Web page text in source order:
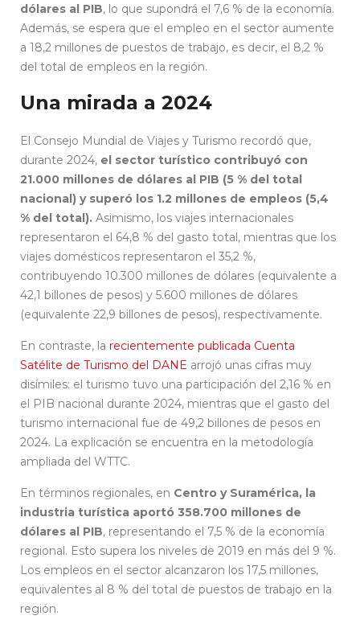
dólares al PIB, lo que supondrá el 7,6 % de la economía.
Además, se espera que el empleo en el sector aumente
a 18,2 millones de puestos de trabajo, es decir, el 8,2 %
del total de empleos en la región.
Una mirada a 2024
El Consejo Mundial de Viajes y Turismo recordó que,
durante 2024, el sector turístico contribuyó con
21.000 millones de dólares al PIB (5 % del total
nacional) y superó los 1.2 millones de empleos (5,4
% del total). Asimismo, los viajes internacionales
representaron el 64,8 % del gasto total, mientras que los
viajes domésticos representaron el 35,2 %,
contribuyendo 10.300 millones de dólares (equivalente a
42,1 billones de pesos) y 5.600 millones de dólares
(equivalente 22,9 billones de pesos), respectivamente.
En contraste, la recientemente publicada Cuenta
Satélite de Turismo del DANE arrojó unas cifras muy
disímiles: el turismo tuvo una participación del 2,16 % en
el PIB nacional durante 2024, mientras que el gasto del
turismo internacional fue de 49,2 billones de pesos en
2024. La explicación se encuentra en la metodología
ampliada del WTTC.
En términos regionales, en Centro y Suramérica, la
industria turística aportó 358.700 millones de
dólares al PIB, representando el 7,5 % de la economía
regional. Esto supera los niveles de 2019 en más del 9 %.
Los empleos en el sector alcanzaron los 17,5 millones,
equivalentes al 8 % del total de puestos de trabajo en la
región.